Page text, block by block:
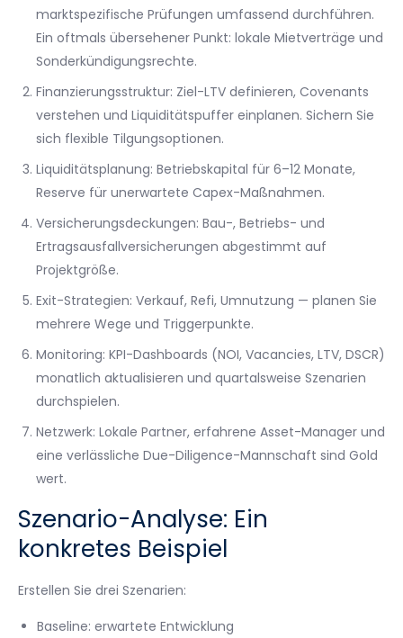
marktspezifische Prüfungen umfassend durchführen.
Ein oftmals übersehener Punkt: lokale Mietverträge und
Sonderkündigungsrechte.
Finanzierungsstruktur: Ziel-LTV definieren, Covenants
verstehen und Liquiditätspuffer einplanen. Sichern Sie
sich flexible Tilgungsoptionen.
Liquiditätsplanung: Betriebskapital für 6–12 Monate,
Reserve für unerwartete Capex-Maßnahmen.
Versicherungsdeckungen: Bau-, Betriebs- und
Ertragsausfallversicherungen abgestimmt auf
Projektgröße.
Exit-Strategien: Verkauf, Refi, Umnutzung — planen Sie
mehrere Wege und Triggerpunkte.
Monitoring: KPI-Dashboards (NOI, Vacancies, LTV, DSCR)
monatlich aktualisieren und quartalsweise Szenarien
durchspielen.
Netzwerk: Lokale Partner, erfahrene Asset-Manager und
eine verlässliche Due-Diligence-Mannschaft sind Gold
wert.
Szenario-Analyse: Ein
konkretes Beispiel
Erstellen Sie drei Szenarien:
Baseline: erwartete Entwicklung